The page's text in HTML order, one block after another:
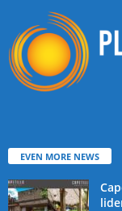
EVEN MORE NEWS